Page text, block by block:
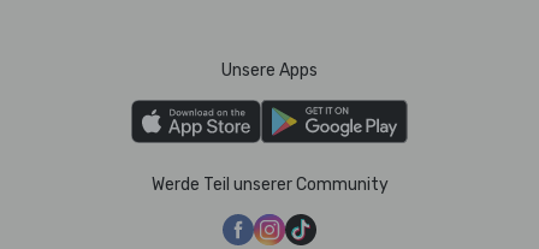
Unsere Apps
Werde Teil unserer Community